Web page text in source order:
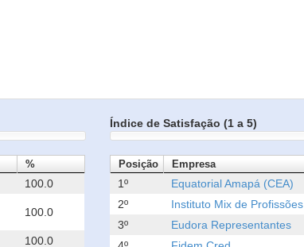
%
100.0
100.0
100.0
Índice de Satisfação (1 a 5)
Posição Empresa
1º Equatorial Amapá (CEA)
2º
Instituto Mix de Profissões
3º
Eudora Representantes